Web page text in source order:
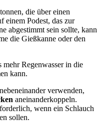
die über einen
einem Podest, das zur
abgestimmt sein sollte, kann
die Gießkanne oder den
mehr Regenwasser in die
kann.
verwenden,
aneinanderkoppeln.
wenn ein Schlauch
sollen.